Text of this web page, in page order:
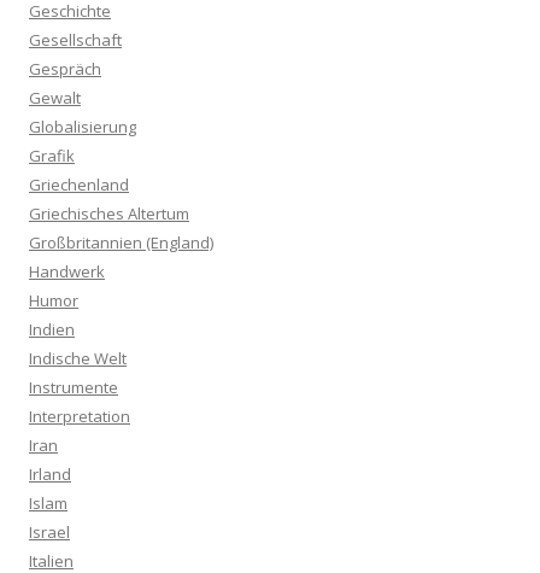
Geschichte
Gesellschaft
Gespräch
Gewalt
Globalisierung
Grafik
Griechenland
Griechisches Altertum
Großbritannien (England)
Handwerk
Humor
Indien
Indische Welt
Instrumente
Interpretation
Iran
Irland
Islam
Israel
Italien